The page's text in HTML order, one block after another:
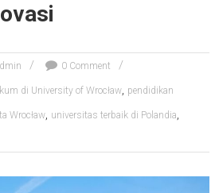
0 Comment
di University of Wrocław, pendidikan
Wrocław, universitas terbaik di Polandia,